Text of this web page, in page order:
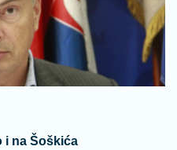
i na Šoškića